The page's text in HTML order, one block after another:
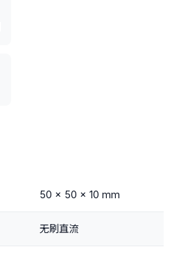
50 x 50 x 10 mm
无刷直流